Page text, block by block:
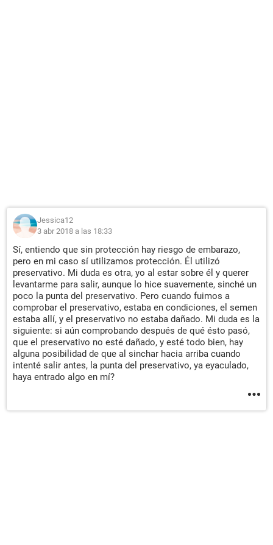
Jessica12
3 abr 2018 a las 18:33
Sí, entiendo que sin protección hay riesgo de embarazo,
pero en mi caso sí utilizamos protección. Él utilizó
preservativo. Mi duda es otra, yo al estar sobre él y querer
levantarme para salir, aunque lo hice suavemente, sinché un
poco la punta del preservativo. Pero cuando fuimos a
comprobar el preservativo, estaba en condiciones, el semen
estaba allí, y el preservativo no estaba dañado. Mi duda es la
siguiente: si aún comprobando después de qué ésto pasó,
que el preservativo no esté dañado, y esté todo bien, hay
alguna posibilidad de que al sinchar hacia arriba cuando
intenté salir antes, la punta del preservativo, ya eyaculado,
haya entrado algo en mí?